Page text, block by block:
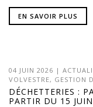
EN SAVOIR PLUS
04 JUIN 2026 |
VOLVESTRE, GESTION
DÉCHETTERIES :
PARTIR DU 15 JUIN